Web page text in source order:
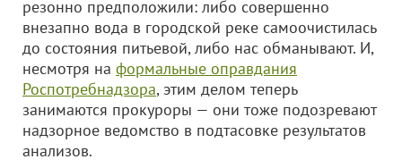
резонно предположили: либо совершенно
внезапно вода в городской реке самоочистилась
до состояния питьевой, либо нас обманывают. И,
несмотря на формальные оправдания
Роспотребнадзора, этим делом теперь
занимаются прокуроры — они тоже подозревают
надзорное ведомство в подтасовке результатов
анализов.